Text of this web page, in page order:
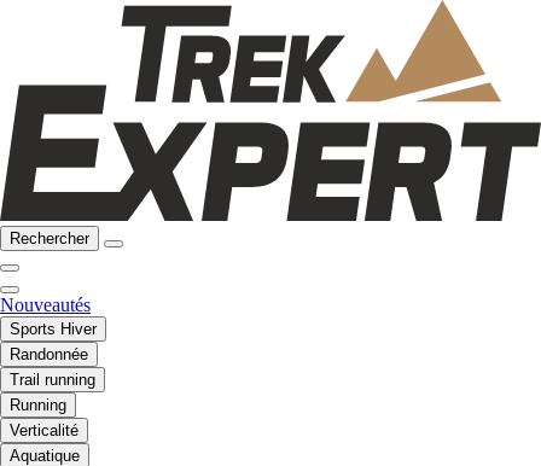
Rechercher
Nouveautés
Sports Hiver
Randonnée
Trail running
Running
Verticalité
Aquatique